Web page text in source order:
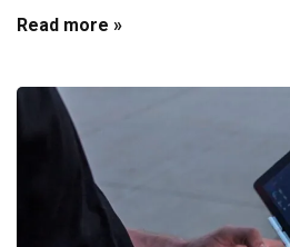
Read more »